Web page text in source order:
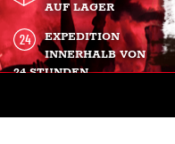
AUF LAGER
EXPEDITION
INNERHALB VON
24 STUNDEN.